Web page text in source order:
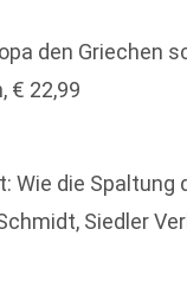
den Griechen
€ 22,99
Wie die
Siedler